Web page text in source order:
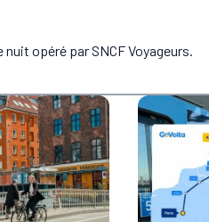
opéré par SNCF Voyageurs.